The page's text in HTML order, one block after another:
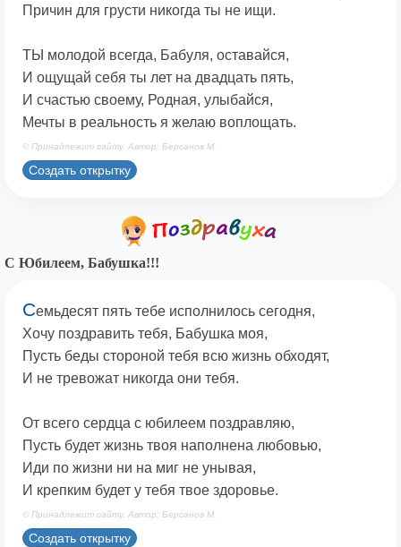
Причин для грусти никогда ты не ищи.
ТЫ молодой всегда, Бабуля, оставайся,
И ощущай себя ты лет на двадцать пять,
И счастью своему, Родная, улыбайся,
Мечты в реальность я желаю воплощать.
© Принадлежит сайту. Автор: Берсанов М.
Создать открытку
С Юбилеем, Бабушка!!!
Семьдесят пять тебе исполнилось сегодня,
Хочу поздравить тебя, Бабушка моя,
Пусть беды стороной тебя всю жизнь обходят,
И не тревожат никогда они тебя.
От всего сердца с юбилеем поздравляю,
Пусть будет жизнь твоя наполнена любовью,
Иди по жизни ни на миг не унывая,
И крепким будет у тебя твое здоровье.
© Принадлежит сайту. Автор: Берсанов М.
Создать открытку